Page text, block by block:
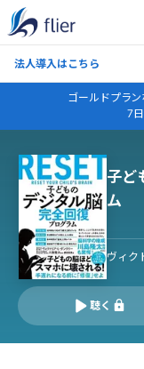
法人導入はこちら
ゴールドプラ
7
子ど
ム
ヴィク
聴く